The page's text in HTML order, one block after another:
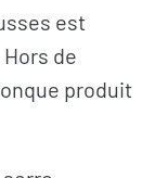
est
de
produit